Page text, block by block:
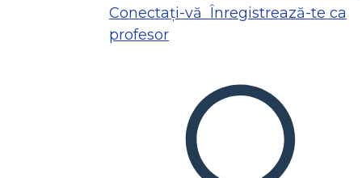
Conectați-vă Înregistrează-te ca
profesor